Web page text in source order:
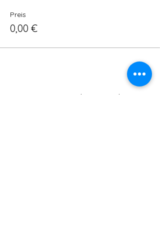
Preis
0,00 €
Diese Veranstaltung teilen